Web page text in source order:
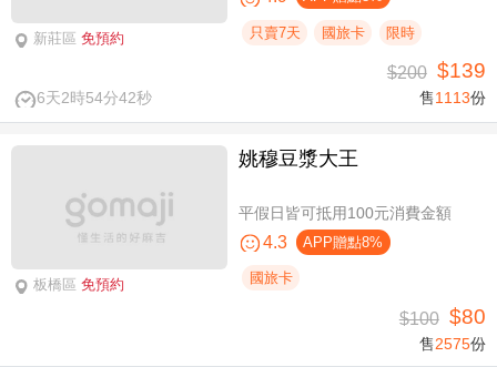
新莊區 免預約 只賣7天 國旅卡 限時
6天2時54分41秒
$200 $139
售1113份
板橋區 免預約
姚穆豆漿大王
平假日皆可抵用100元消費金額
4.3 APP贈點8%
國旅卡
$100 $80
售2575份